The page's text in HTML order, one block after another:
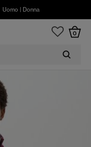
Uomo Donna
0